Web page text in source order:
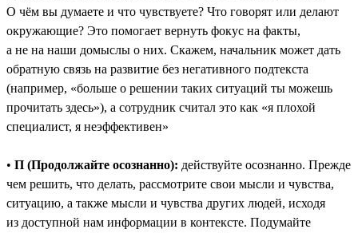
О чём вы думаете и что чувствуете? Что говорят или делают
окружающие? Это помогает вернуть фокус на факты,
а не на наши домыслы о них. Скажем, начальник может дать
обратную связь на развитие без негативного подтекста
(например, «больше о решении таких ситуаций ты можешь
прочитать здесь»), а сотрудник считал это как «я плохой
специалист, я неэффективен»
• П (Продолжайте осознанно): действуйте осознанно. Прежде
чем решить, что делать, рассмотрите свои мысли и чувства,
ситуацию, а также мысли и чувства других людей, исходя
из доступной нам информации в контексте. Подумайте